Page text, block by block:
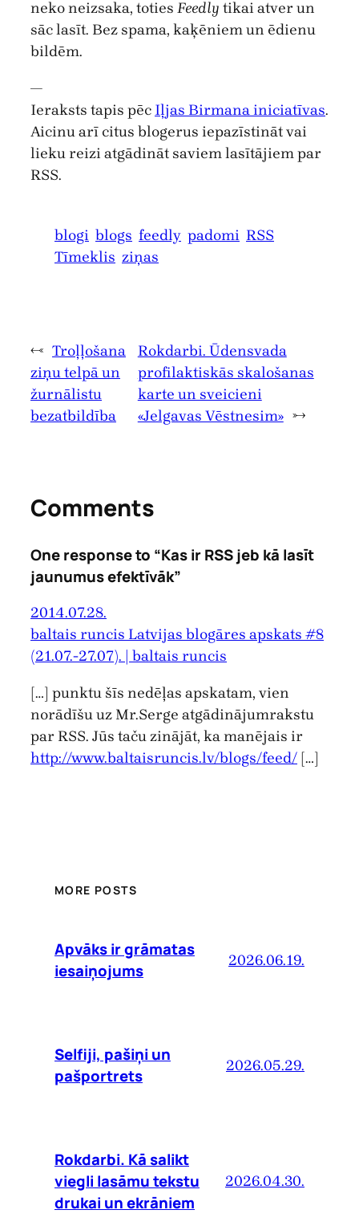
neko neizsaka, toties Feedly tikai atver un
sāc lasīt. Bez spama, kaķēniem un ēdienu
bildēm.
—
Ieraksts tapis pēc Iļjas Birmana iniciatīvas.
Aicinu arī citus blogerus iepazīstināt vai
lieku reizi atgādināt saviem lasītājiem par
RSS.
blogi blogs feedly padomi RSS
Tīmeklis ziņas
← Troļļošana
ziņu telpā un
žurnālistu
bezatbildība
Rokdarbi. Ūdensvada
profilaktiskās skalošanas
karte un sveicieni
«Jelgavas Vēstnesim» →
Comments
One response to “Kas ir RSS jeb kā lasīt
jaunumus efektīvāk”
2014.07.28.
baltais runcis Latvijas blogāres apskats #8
(21.07.-27.07). | baltais runcis
[…] punktu šīs nedēļas apskatam, vien
norādīšu uz Mr.Serge atgādinājumrakstu
par RSS. Jūs taču zinājāt, ka manējais ir
http://www.baltaisruncis.lv/blogs/feed/ […]
MORE POSTS
Apvāks ir grāmatas
iesaiņojums
2026.06.19.
Selfiji, pašiņi un
pašportrets
2026.05.29.
Rokdarbi. Kā salikt
viegli lasāmu tekstu
drukai un ekrāniem
2026.04.30.